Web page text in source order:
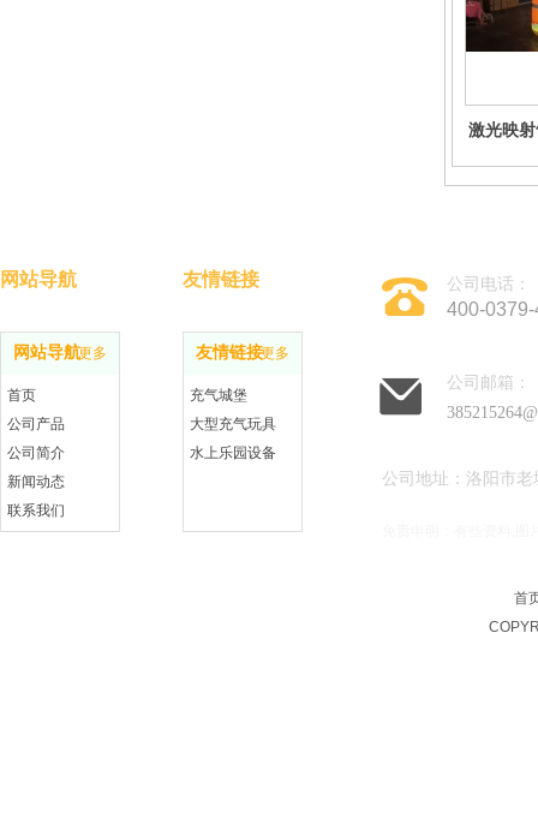
激光映
网站导航更多
首页
公司产品
公司简介
新闻动态
联系我们
友情链接更多
充气城堡
大型充气玩具
水上乐园设备
网站导航 友情链接 公司电话：
400-
公司邮箱：
公司地址：洛阳市
首